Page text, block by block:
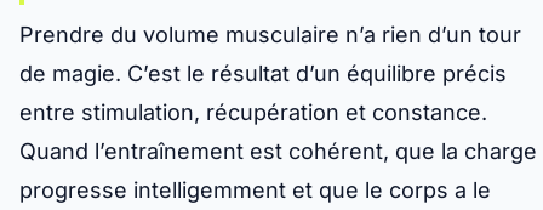
Prendre du volume musculaire n’a rien d’un tour
de magie. C’est le résultat d’un équilibre précis
entre stimulation, récupération et constance.
Quand l’entraînement est cohérent, que la charge
progresse intelligemment et que le corps a le